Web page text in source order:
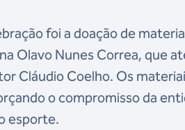
foi a doação de
Olavo Nunes Correa, que
Cláudio Coelho. Os
o compromisso da
esporte.